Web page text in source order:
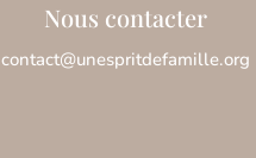
Nous contacter
contact@unespritdefamille.org